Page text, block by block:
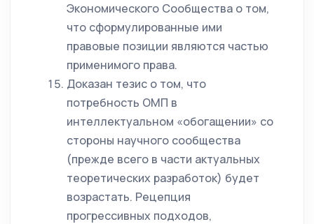
Экономического Сообщества о том,
что сформулированные ими
правовые позиции являются частью
применимого права.
Доказан тезис о том, что
потребность ОМП в
интеллектуальном «обогащении» со
стороны научного сообщества
(прежде всего в части актуальных
теоретических разработок) будет
возрастать. Рецепция
прогрессивных подходов,